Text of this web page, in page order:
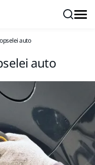
auto
auto